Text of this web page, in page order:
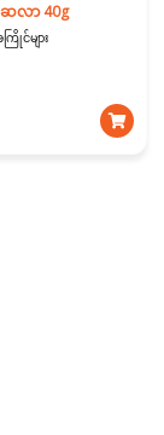
လာ 40g
င်များ